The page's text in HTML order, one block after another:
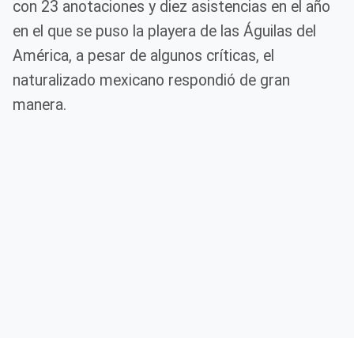
con 23 anotaciones y diez asistencias en el año
en el que se puso la playera de las Águilas del
América, a pesar de algunos críticas, el
naturalizado mexicano respondió de gran
manera.